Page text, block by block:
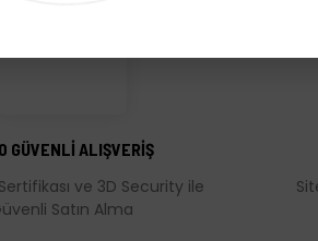
GÜVENLİ ALIŞVERİŞ
ve 3D Security ile
Satın Alma